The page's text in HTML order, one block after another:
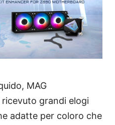
MAG
ricevuto grandi elogi
adatte per coloro che